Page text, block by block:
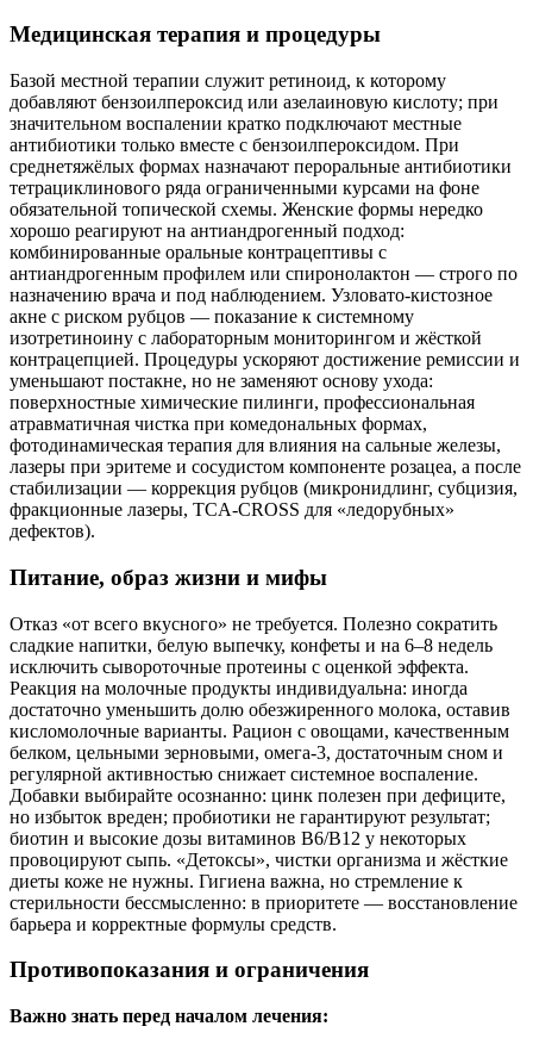
Медицинская терапия и процедуры
Базой местной терапии служит ретиноид, к которому
добавляют бензоилпероксид или азелаиновую кислоту; при
значительном воспалении кратко подключают местные
антибиотики только вместе с бензоилпероксидом. При
среднетяжёлых формах назначают пероральные антибиотики
тетрациклинового ряда ограниченными курсами на фоне
обязательной топической схемы. Женские формы нередко
хорошо реагируют на антиандрогенный подход:
комбинированные оральные контрацептивы с
антиандрогенным профилем или спиронолактон — строго по
назначению врача и под наблюдением. Узловато‑кистозное
акне с риском рубцов — показание к системному
изотретиноину с лабораторным мониторингом и жёсткой
контрацепцией. Процедуры ускоряют достижение ремиссии и
уменьшают постакне, но не заменяют основу ухода:
поверхностные химические пилинги, профессиональная
атравматичная чистка при комедональных формах,
фотодинамическая терапия для влияния на сальные железы,
лазеры при эритеме и сосудистом компоненте розацеа, а после
стабилизации — коррекция рубцов (микронидлинг, субцизия,
фракционные лазеры, TCA‑CROSS для «ледорубных»
дефектов).
Питание, образ жизни и мифы
Отказ «от всего вкусного» не требуется. Полезно сократить
сладкие напитки, белую выпечку, конфеты и на 6–8 недель
исключить сывороточные протеины с оценкой эффекта.
Реакция на молочные продукты индивидуальна: иногда
достаточно уменьшить долю обезжиренного молока, оставив
кисломолочные варианты. Рацион с овощами, качественным
белком, цельными зерновыми, омега‑3, достаточным сном и
регулярной активностью снижает системное воспаление.
Добавки выбирайте осознанно: цинк полезен при дефиците,
но избыток вреден; пробиотики не гарантируют результат;
биотин и высокие дозы витаминов B6/B12 у некоторых
провоцируют сыпь. «Детоксы», чистки организма и жёсткие
диеты коже не нужны. Гигиена важна, но стремление к
стерильности бессмысленно: в приоритете — восстановление
барьера и корректные формулы средств.
Противопоказания и ограничения
Важно знать перед началом лечения: